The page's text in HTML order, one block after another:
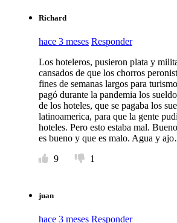
Richard
hace 3 meses Responder
Los hoteleros, pusieron plata y
cansados de que los chorros
fines de semanas largos para
pagó durante la pandemia los
de los hoteles, que se pagaba los
latinoamerica, para que la gente
hoteles. Pero esto estaba mal.
es bueno y que es malo. Agua y
9
1
juan
hace 3 meses Responder